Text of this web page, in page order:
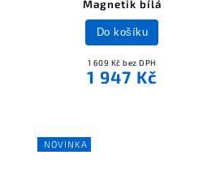
Magnetik bílá
1 609 Kč bez DPH
1 947 Kč
Do košíku
NOVINKA